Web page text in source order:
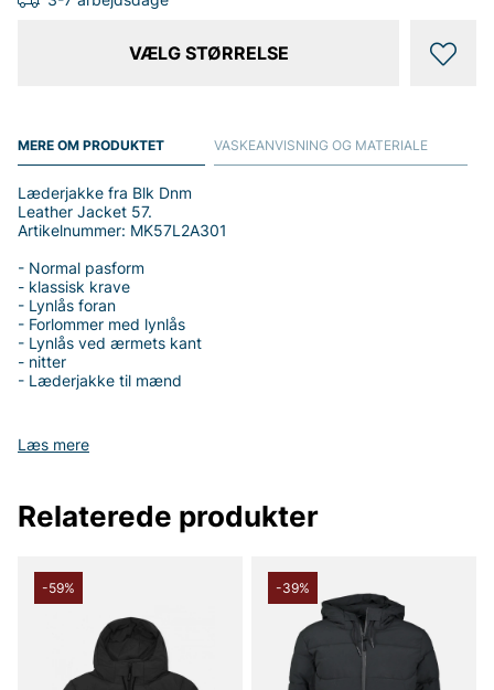
VÆLG STØRRELSE
MERE OM PRODUKTET
Læs mere
Læderjakke fra Blk Dnm
Leather Jacket 57.
Artikelnummer: MK57L2A301
- Normal pasform
- klassisk krave
- Lynlås foran
- Forlommer med lynlås
- Lynlås ved ærmets kant
- nitter
- Læderjakke til mænd
VASKEANVISNING OG MATERIALE
Relaterede produkter
-59% -39%